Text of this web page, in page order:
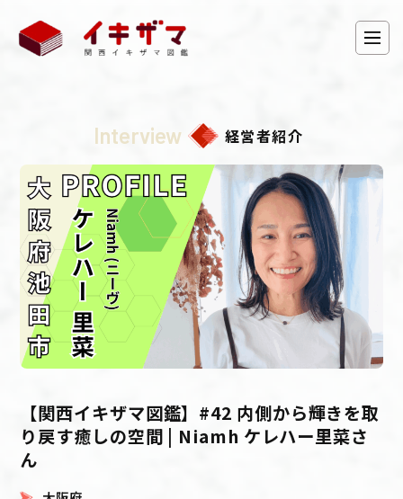
Interview 経営者紹介
【関西イキザマ図鑑】#42 内側から輝きを取
り戻す癒しの空間 | Niamh ケレハー里菜さ
ん